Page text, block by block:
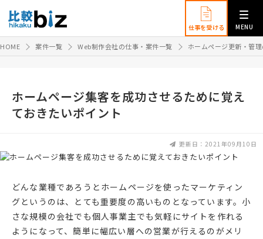
仕事を受ける MENU
HOME 案件一覧 Web制作会社の仕事・案件一覧 ホームページ更新・管
ホームページ集客を成功させるために覚え
ておきたいポイント
更新日：2021年09月10日
どんな業種であろうとホームページを使ったマーケティン
グというのは、とても重要度の高いものとなっています。小
さな規模の会社でも個人事業主でも気軽にサイトを作れる
ようになって、簡単に幅広い層への営業が行えるのがメリ